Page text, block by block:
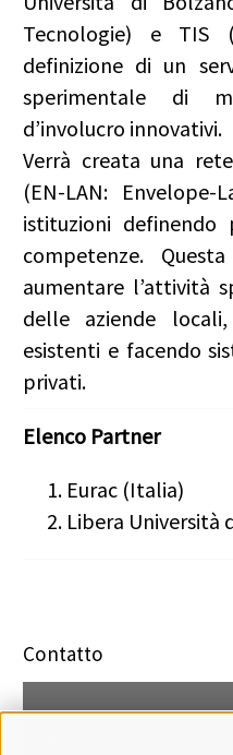
Tecnologie) e TIS
definizione di un
sperimentale di
d’involucro innovativi.
Verrà creata una
(EN-LAN:
istituzioni definendo
competenze.
aumentare l’attività
delle aziende
esistenti e facendo
privati.
Elenco Partner
Eurac (Italia)
Libera Università
Contatto